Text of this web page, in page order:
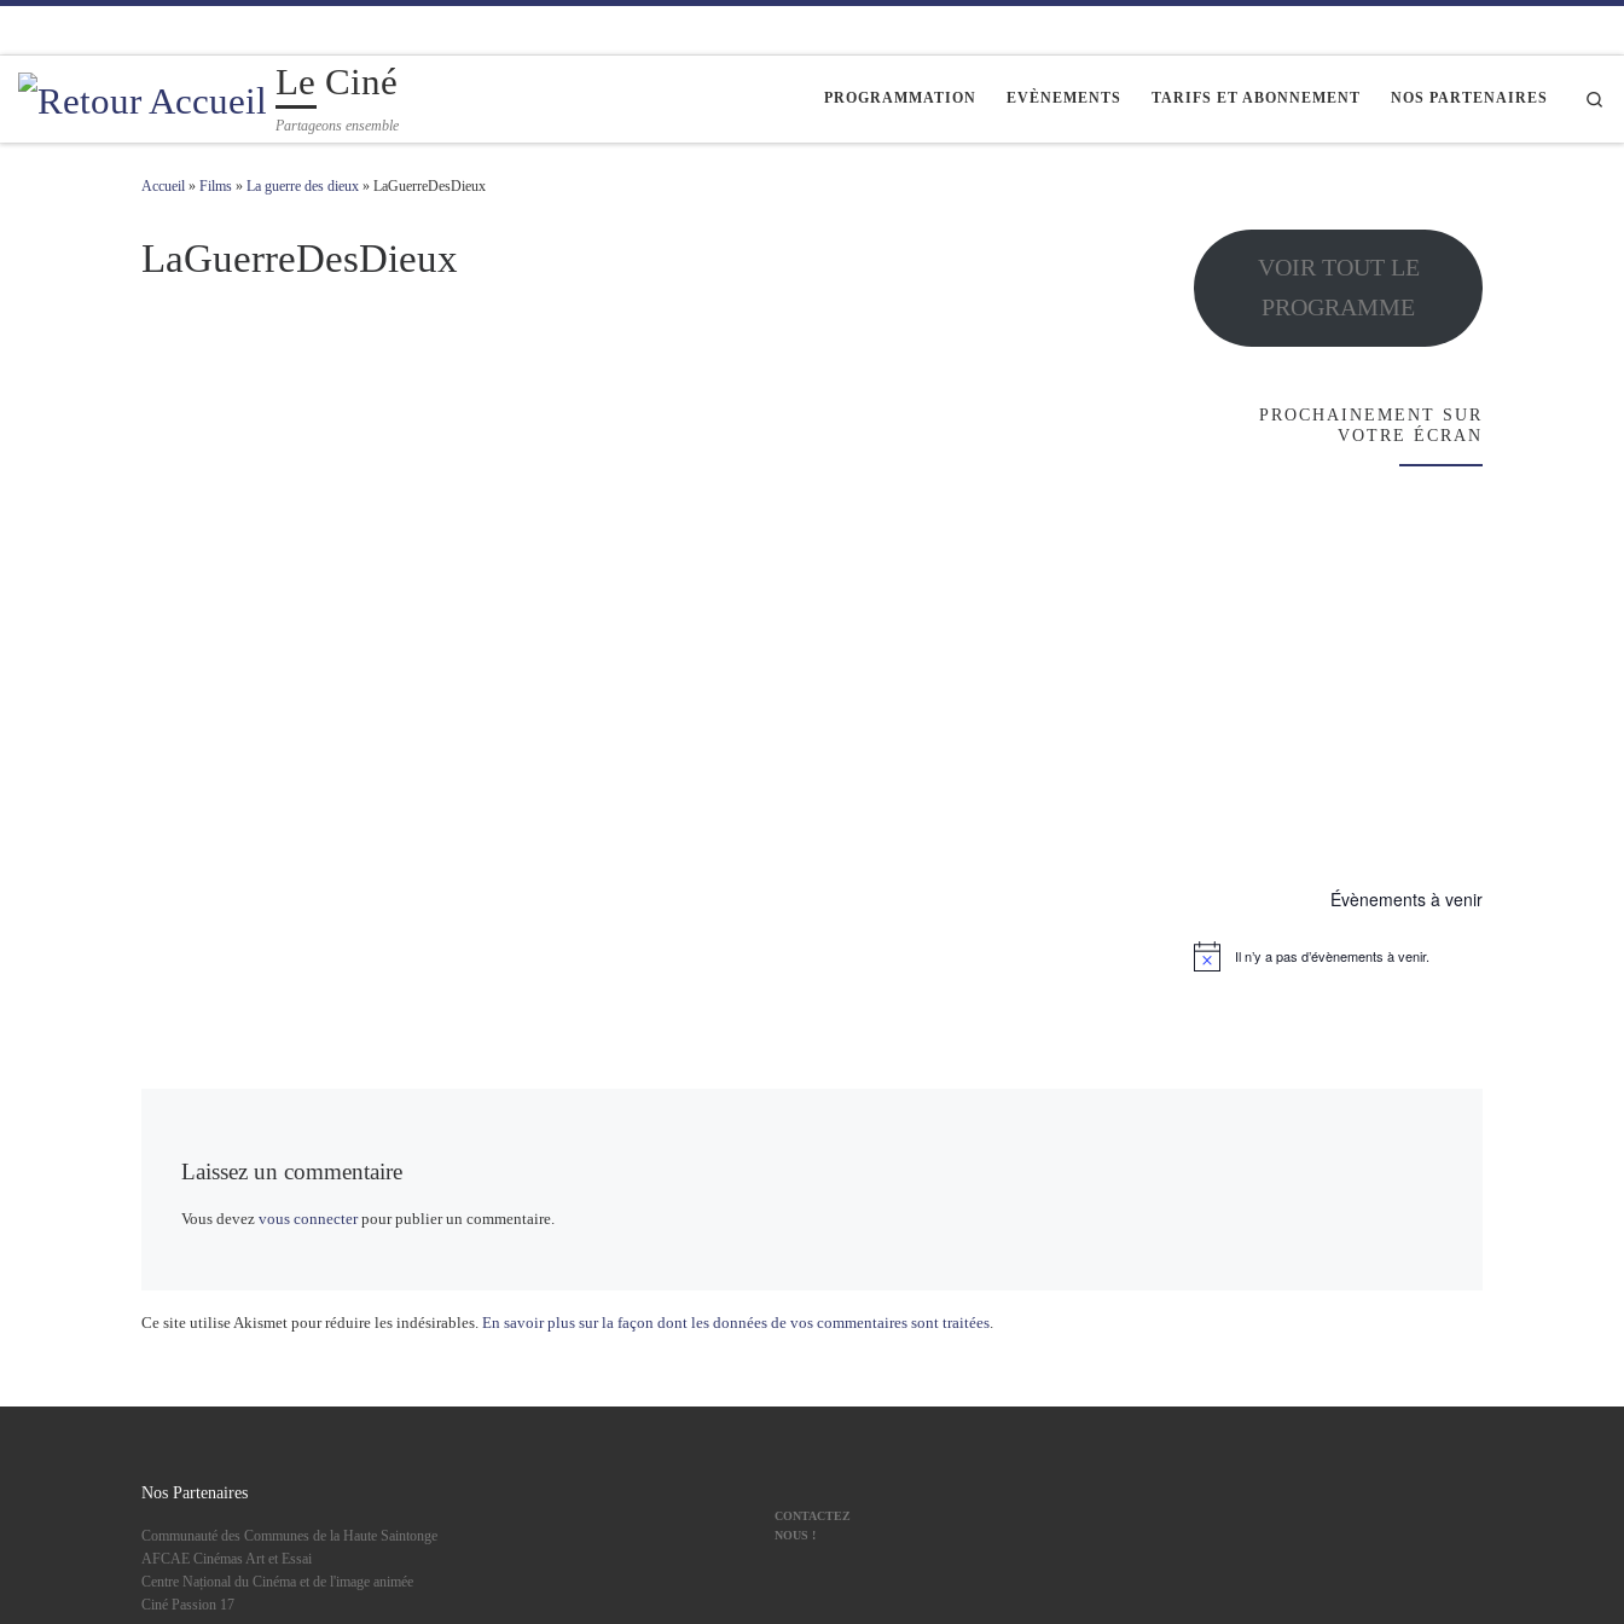
Le Ciné
Partageons ensemble
PROGRAMMATION EVÈNEMENTS TARIFS ET ABONNEMENT NOS PARTENAIRES
Accueil » Films » La guerre des dieux » LaGuerreDesDieux
LaGuerreDesDieux
Laissez un commentaire
Vous devez vous connecterpour publier un commentaire.
Ce site utilise Akismet pour réduire les indésirables. En savoir plus sur la façon dont les données de vos commentaires sont traitées.
VOIR TOUT LE
PROGRAMME
PROCHAINEMENT SUR
VOTRE ÉCRAN
Évènements à venir
N
Il n’y a pas d’évènements à venir.
Nos Partenaires
Communauté des Communes de la Haute Saintonge
AFCAE Cinémas Art et Essai
Centre Național du Cinéma et de l'image animée
Ciné Passion 17
CONTACTEZ
NOUS !